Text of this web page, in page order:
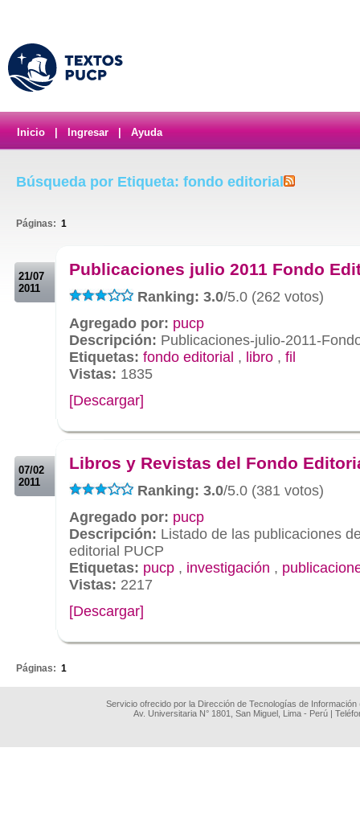
Inicio Ingresar Ayuda
Búsqueda por Etiqueta: fondo editorial
Páginas: 1
21/07
2011
Publicaciones julio 2011 Fondo
Ranking: 3.0/5.0 (262 votos)
Agregado por: pucp
Descripción: Publicaciones-julio-2011-
Etiquetas: fondo editorial , libro , fil
Vistas: 1835
[Descargar]
07/02
2011
Libros y Revistas del Fondo
Ranking: 3.0/5.0 (381 votos)
Agregado por: pucp
Descripción: Listado de las publicaciones
editorial PUCP
Etiquetas: pucp , investigación ,
Vistas: 2217
[Descargar]
Páginas: 1
Servicio ofrecido por la Dirección de Tecnologías de
Av. Universitaria N° 1801, San Miguel, Lima - Perú |